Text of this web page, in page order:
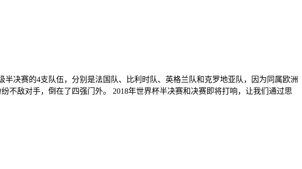
决赛的4支队伍，分别是法国队、比利时队、英格兰队和克罗地亚队，因为同属欧洲
敌对手，倒在了四强门外。 2018年世界杯半决赛和决赛即将打响，让我们通过思